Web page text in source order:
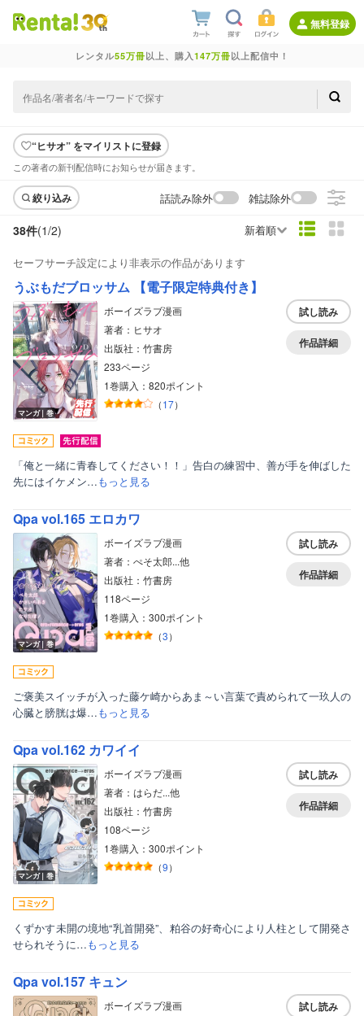
無料登録
レンタル55万冊以上、購入147万冊以上配信中！
“ヒサオ” をマイリストに登録
この著者の新刊配信時にお知らせが届きます。
絞り込み 話読み除外 雑誌除外
38件(1/2) 新着順
セーフサーチ設定により非表示の作品があります
うぶもだブロッサム 【電子限定特典付き】
マンガ｜巻
ボーイズラブ漫画
著者：ヒサオ
出版社：竹書房
233ページ
1巻購入：820ポイント
（17）
試し読み
作品詳細
「俺と一緒に青春してください！！」告白の練習中、善が手を伸ばした
先にはイケメン…もっと見る
Qpa vol.165 エロカワ
マンガ｜巻
ボーイズラブ漫画
著者：ぺそ太郎...他
出版社：竹書房
118ページ
1巻購入：300ポイント
（3）
試し読み
作品詳細
ご褒美スイッチが入った藤ケ崎からあま～い言葉で責められて一玖人の
心臓と膀胱は爆…もっと見る
Qpa vol.162 カワイイ
マンガ｜巻
ボーイズラブ漫画
著者：はらだ...他
出版社：竹書房
108ページ
1巻購入：300ポイント
（9）
試し読み
作品詳細
くずかす未開の境地“乳首開発”、粕谷の好奇心により人柱として開発さ
せられそうに…もっと見る
Qpa vol.157 キュン
ボーイズラブ漫画
試し読み